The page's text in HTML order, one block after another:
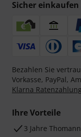
Sicher einkaufen
Bezahlen Sie
Vorkasse, PayPal,
Klarna Ratenzahlung
Ihre Vorteile
3 Jahre